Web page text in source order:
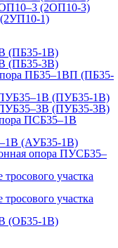
(2ОП10-3)
(2УП10-1)
(ПБ35-1В)
(ПБ35-3В)
ПБ35–1ВП (ПБ35-
ПУБ35–1В (ПУБ35-1В)
ПУБ35–3В (ПУБ35-3В)
ПСБ35–1В
(АУБ35-1В)
опора ПУСБ35–
участка
участка
(ОБ35-1В)